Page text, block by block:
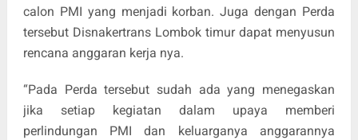
calon PMI yang menjadi korban. Juga dengan Perda
tersebut Disnakertrans Lombok timur dapat menyusun
rencana anggaran kerja nya.
“Pada Perda tersebut sudah ada yang menegaskan
jika setiap kegiatan dalam upaya memberi
perlindungan PMI dan keluarganya anggarannya